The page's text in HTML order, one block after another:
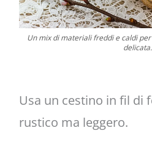
Un mix di materiali freddi e caldi
delicata.
Usa un cestino in fil di
rustico ma leggero.